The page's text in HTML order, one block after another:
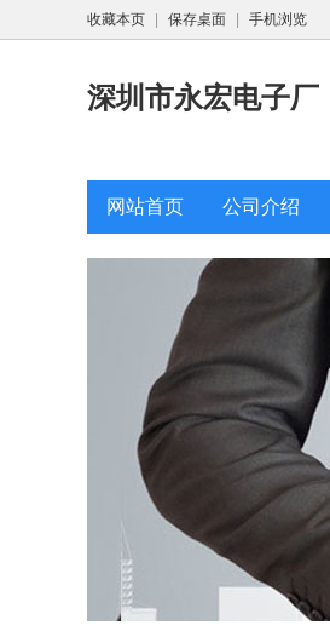
收藏本页 保存桌面 手机浏览
深圳市永宏电子厂
网站首页 公司介绍